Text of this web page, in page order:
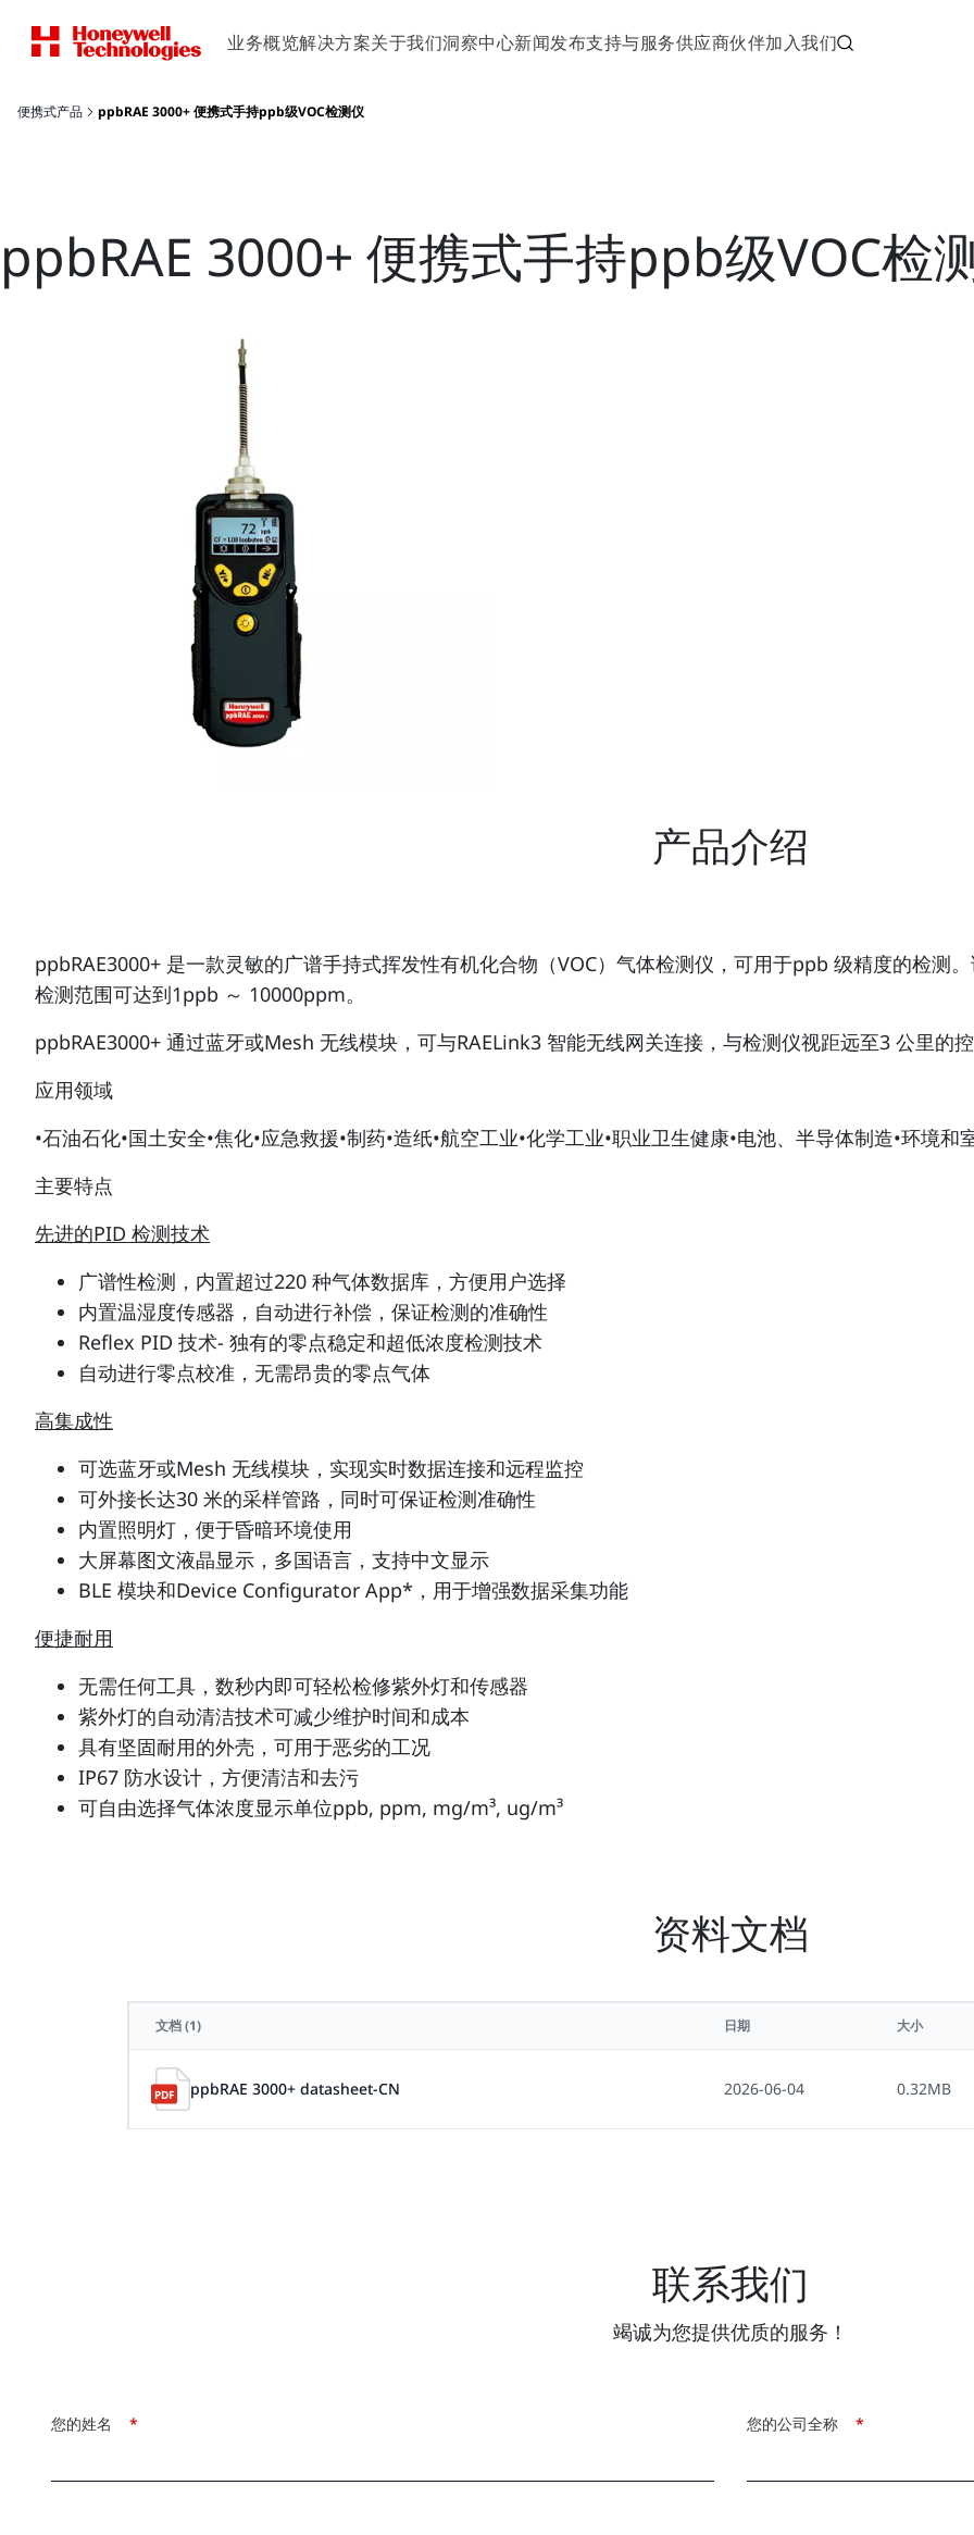
业务概览解决方案关于我们洞察中心新闻发布支持与服务供应商伙伴加入我们
便携式产品 ppbRAE 3000+ 便携式手持ppb级VOC检测仪
ppbRAE 3000+ 便携式手持ppb级VOC检
产品介绍
ppbRAE3000+ 是一款灵敏的广谱手持式挥发性有机化合物（VOC）气体检测仪，可用于ppb 级精度的检测
检测范围可达到1ppb ～ 10000ppm。
ppbRAE3000+ 通过蓝牙或Mesh 无线模块，可与RAELink3 智能无线网关连接，与检测仪视距远至3 公里的
应用领域
•石油石化•国土安全•焦化•应急救援•制药•造纸•航空工业•化学工业•职业卫生健康•电池、半导体制造•环境
主要特点
先进的PID 检测技术
广谱性检测，内置超过220 种气体数据库，方便用户选择
内置温湿度传感器，自动进行补偿，保证检测的准确性
Reflex PID 技术- 独有的零点稳定和超低浓度检测技术
自动进行零点校准，无需昂贵的零点气体
高集成性
可选蓝牙或Mesh 无线模块，实现实时数据连接和远程监控
可外接长达30 米的采样管路，同时可保证检测准确性
内置照明灯，便于昏暗环境使用
大屏幕图文液晶显示，多国语言，支持中文显示
BLE 模块和Device Configurator App*，用于增强数据采集功能
便捷耐用
无需任何工具，数秒内即可轻松检修紫外灯和传感器
紫外灯的自动清洁技术可减少维护时间和成本
具有坚固耐用的外壳，可用于恶劣的工况
IP67 防水设计，方便清洁和去污
可自由选择气体浓度显示单位ppb, ppm, mg/m³, ug/m³
资料文档
文档(1) 日期 大小
ppbRAE 3000+ datasheet-CN 2026-06-04 0.32MB
联系我们
竭诚为您提供优质的服务！
*
您的姓名 *
您的公司全称